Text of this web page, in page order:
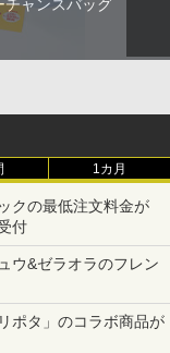
チャンスバッグ
1カ月
クの最低注文料金が
付
ウ&ゼラオラのフレン
ポタ」のコラボ商品が